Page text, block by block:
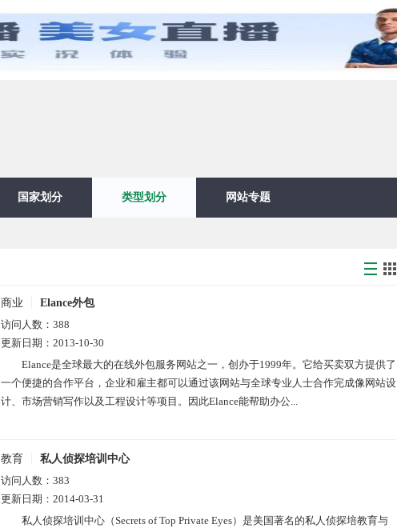
国家划分 类型划分 网站专题
商业
Elance外包
访问人数： 388
更新日期： 2013-10-30
Elance是全球最大的在线外包服务网站之一，创办于1999年。它给买卖双方提供了
一个便捷的合作平台，企业和雇主都可以通过该网站与全球专业人士合作完成像网站设
计、市场营销写作以及工程设计等项目。因此Elance能帮助办公...
教育
私人侦探培训中心
访问人数： 383
更新日期： 2014-03-31
私人侦探培训中心（Secrets of Top Private Eyes）是美国著名的私人侦探培教育与